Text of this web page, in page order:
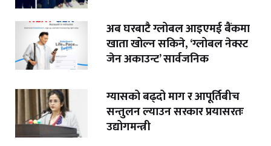
अब घरबाटै ग्लोबल आइएमई बैंकमा
खाता खोल्न सकिने, ‘ग्लोबल नेक्स्ट
जेन अकाउन्ट’ सार्वजनिक
ग्यासको बढ्दो माग र आपूर्तिबीच
सन्तुलन ल्याउन सरकार प्रयासरतः
उद्योगमन्त्री